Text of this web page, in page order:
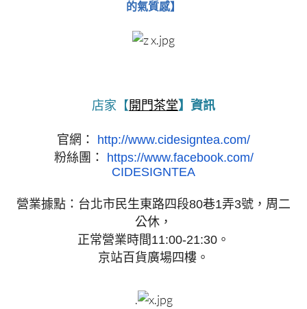
的氣質感】
店家【 開門茶堂】資訊
官網： http://www.cidesigntea.com/
粉絲團：
https://www.facebook.com/
CIDESIGNTEA
營業據點：台北市民生東路四段80巷1弄3號，周二
公休，
正常營業時間11:00-21:30。
京站百貨廣場四樓。
.